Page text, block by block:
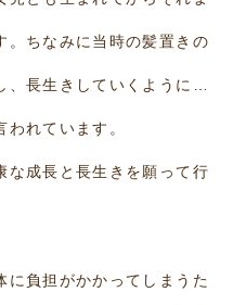
。ちなみに当時の髪置きの
、長生きしていくように…
れています。
な成長と長生きを願って行
に負担がかかってしまうた